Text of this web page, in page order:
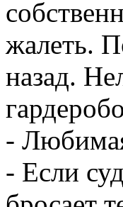
жалеть.
назад.
-
- Если